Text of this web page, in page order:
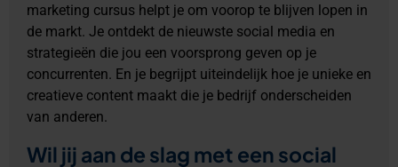
marketing cursus helpt je om voorop te blijven lopen in
de markt. Je ontdekt de nieuwste social media en
strategieën die jou een voorsprong geven op je
concurrenten. En je begrijpt uiteindelijk hoe je unieke en
creatieve content maakt die je bedrijf onderscheiden
van anderen.
Wil jij aan de slag met een social